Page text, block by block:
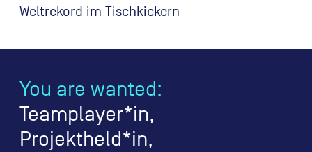
Weltrekord im Tischkickern
You are wanted:
Teamplayer*in,
Projektheld*in,